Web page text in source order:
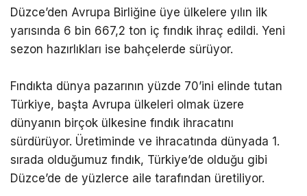
Düzce’den Avrupa Birliğine üye ülkelere yılın ilk
yarısında 6 bin 667,2 ton iç fındık ihraç edildi. Yeni
sezon hazırlıkları ise bahçelerde sürüyor.
Fındıkta dünya pazarının yüzde 70’ini elinde tutan
Türkiye, başta Avrupa ülkeleri olmak üzere
dünyanın birçok ülkesine fındık ihracatını
sürdürüyor. Üretiminde ve ihracatında dünyada 1.
sırada olduğumuz fındık, Türkiye’de olduğu gibi
Düzce’de de yüzlerce aile tarafından üretiliyor.